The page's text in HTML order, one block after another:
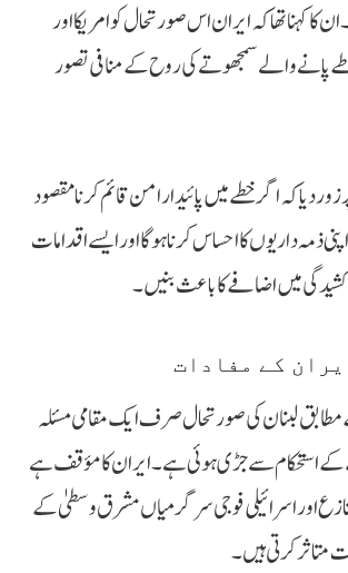
کا کہنا تھا کہ ایران اس صورتحال کو امریکا اور
پانے والے سمجھوتے کی روح کے منافی تصور
دیا کہ اگر خطے میں پائیدار امن قائم کرنا مقصود
ذمہ داریوں کا احساس کرنا ہوگا اور ایسے اقدامات
کشیدگی میں اضافے کا باعث بنیں۔
کے مفادات
مطابق لبنان کی صورتحال صرف ایک مقامی مسئلہ
استحکام سے جڑی ہوئی ہے۔ ایران کا مؤقف ہے
اور اسرائیلی فوجی سرگرمیاں مشرق وسطیٰ کے
متاثر کرتی ہیں۔